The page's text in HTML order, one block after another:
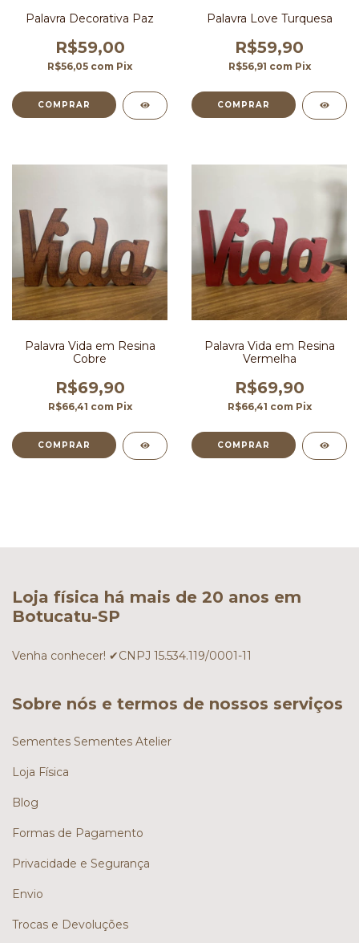
Palavra Decorativa Paz
R$59,00
R$56,05 com Pix
COMPRAR
Palavra Love Turquesa
R$59,90
R$56,91 com Pix
Palavra Vida em Resina
Cobre
R$69,90
R$66,41 com Pix
Palavra Vida em Resina
Vermelha
R$69,90
R$66,41 com Pix
Loja física há mais de 20 anos em
Botucatu-SP
Venha conhecer! ✔CNPJ 15.534.119/0001-11
Sobre nós e termos de nossos serviços
Sementes Sementes Atelier
Loja Física
Blog
Formas de Pagamento
Privacidade e Segurança
Envio
Trocas e Devoluções